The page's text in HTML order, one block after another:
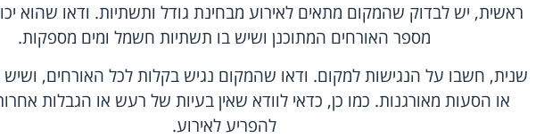
ראשית, יש לבדוק שהמקום מתאים לאירוע מבחינת גודל ותשתיות. ודאו שהוא
מספר האורחים המתוכנן ושיש בו תשתיות חשמל ומים מספקות.
שנית, חשבו על הנגישות למקום. ודאו שהמקום נגיש בקלות לכל האורחים,
או הסעות מאורגנות. כמו כן, כדאי לוודא שאין בעיות של רעש או הגבלות
להפריע לאירוע.